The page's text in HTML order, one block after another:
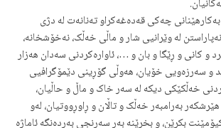
چەکی قەدەغەکراو تەنانەت لە دژی
لە وێرانیی شار و ماڵی خەڵک، نەخۆشخانە،
و کانی و ڕێگا و بان و …، ئاوارەکردنی سەدان هەزار
و سەرزەویی خۆیان، هەوڵی گۆڕینی دێمۆگرافیی
خەڵکێکی دیکە لە سەر خاک و ماڵ و حاڵیان،
بەرامبەر خەڵک و تاڵان و ڕاوڕووتیان، لەو
بکرێن، و بخرێنە بەر سەرنجی بەردەنگە ئاماژە